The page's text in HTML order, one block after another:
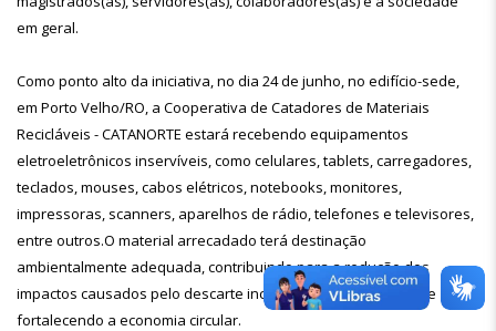
em geral.
Como ponto alto da iniciativa, no dia 24 de junho, no edifício-sede,
em Porto Velho/RO, a Cooperativa de Catadores de Materiais
Recicláveis - CATANORTE estará recebendo equipamentos
eletroeletrônicos inservíveis, como celulares, tablets, carregadores,
teclados, mouses, cabos elétricos, notebooks, monitores,
impressoras, scanners, aparelhos de rádio, telefones e televisores,
entre outros.O material arrecadado terá destinação
ambientalmente adequada, contribuindo para a redução dos
impactos causados pelo descarte incorreto desses resíduos e
fortalecendo a economia circular.